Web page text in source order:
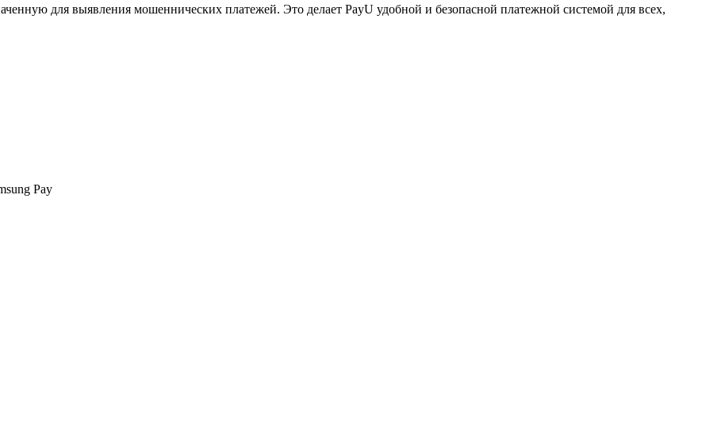
для выявления мошеннических платежей. Это делает PayU удобной и безопасной платежной системой для всех,
Pay